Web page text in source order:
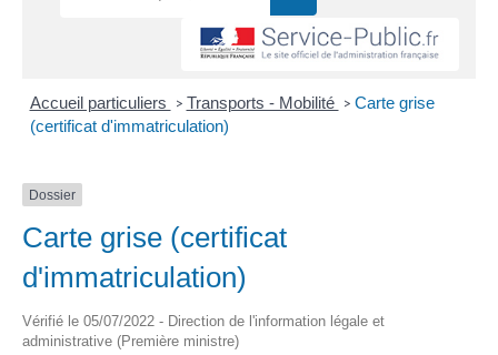
Accueil particuliers > Transports - Mobilité > Carte grise
(certificat d'immatriculation)
Dossier
Carte grise (certificat
d'immatriculation)
Vérifié le 05/07/2022 - Direction de l'information légale et
administrative (Première ministre)